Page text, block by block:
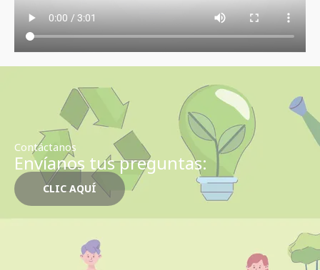
Contáctanos
Envíanos tus preguntas:
CLIC AQUÍ